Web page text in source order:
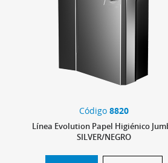
Código 8820
Línea Evolution Papel Higiénico
SILVER/NEGRO